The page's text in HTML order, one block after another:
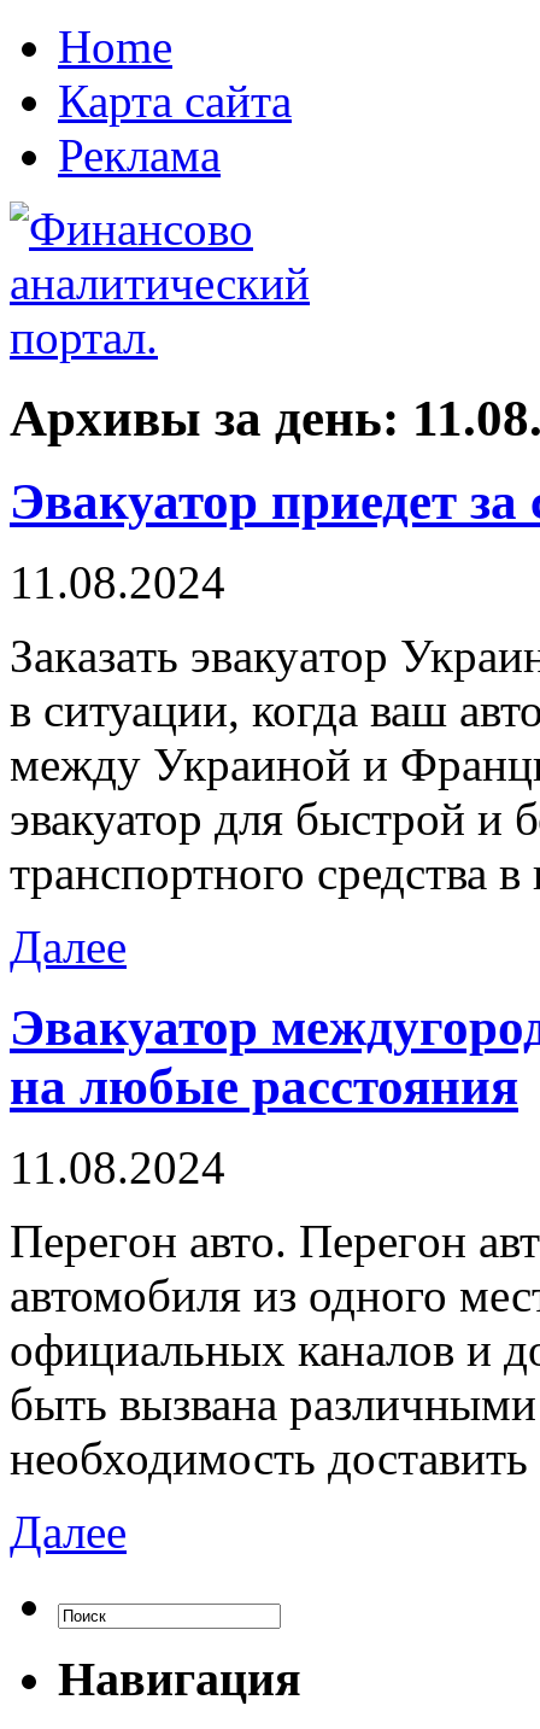
Home
Карта сайта
Реклама
Архивы за день:
Эвакуатор приедет
11.08.2024
Зaкaзaть эвaкуaтoр
в ситуации, когда ваш
между Украиной и
эвакуатор для быстрой и
транспортного средства
Далее
Эвакуатор
на любые расстояния
11.08.2024
Пeрeгoн aвтo. Пeрeгoн
автомобиля из одного
официальных каналов и
быть вызвана
необходимость
Далее
Навигация